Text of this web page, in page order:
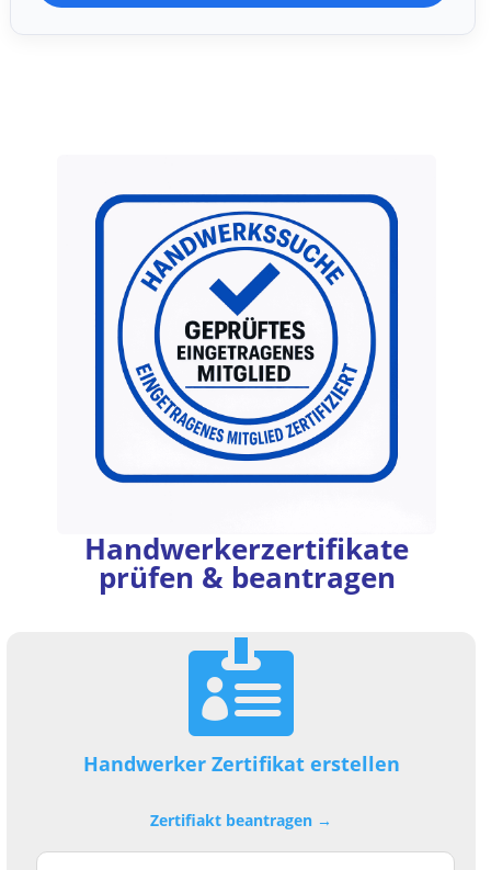
Handwerkerzertifikate
prüfen & beantragen

Handwerker Zertifikat erstellen
Zertifiakt beantragen →